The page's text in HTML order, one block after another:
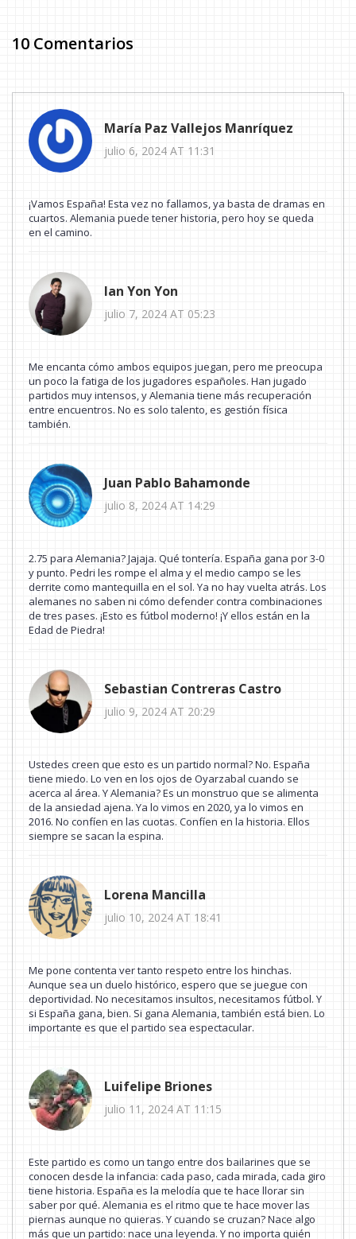
10 Comentarios
María Paz Vallejos Manríquez
julio 6, 2024 AT 11:31
¡Vamos España! Esta vez no fallamos, ya basta de dramas en
cuartos. Alemania puede tener historia, pero hoy se queda
en el camino.
Ian Yon Yon
julio 7, 2024 AT 05:23
Me encanta cómo ambos equipos juegan, pero me preocupa
un poco la fatiga de los jugadores españoles. Han jugado
partidos muy intensos, y Alemania tiene más recuperación
entre encuentros. No es solo talento, es gestión física
también.
Juan Pablo Bahamonde
julio 8, 2024 AT 14:29
2.75 para Alemania? Jajaja. Qué tontería. España gana por 3-0
y punto. Pedri les rompe el alma y el medio campo se les
derrite como mantequilla en el sol. Ya no hay vuelta atrás. Los
alemanes no saben ni cómo defender contra combinaciones
de tres pases. ¡Esto es fútbol moderno! ¡Y ellos están en la
Edad de Piedra!
Sebastian Contreras Castro
julio 9, 2024 AT 20:29
Ustedes creen que esto es un partido normal? No. España
tiene miedo. Lo ven en los ojos de Oyarzabal cuando se
acerca al área. Y Alemania? Es un monstruo que se alimenta
de la ansiedad ajena. Ya lo vimos en 2020, ya lo vimos en
2016. No confíen en las cuotas. Confíen en la historia. Ellos
siempre se sacan la espina.
Lorena Mancilla
julio 10, 2024 AT 18:41
Me pone contenta ver tanto respeto entre los hinchas.
Aunque sea un duelo histórico, espero que se juegue con
deportividad. No necesitamos insultos, necesitamos fútbol. Y
si España gana, bien. Si gana Alemania, también está bien. Lo
importante es que el partido sea espectacular.
Luifelipe Briones
julio 11, 2024 AT 11:15
Este partido es como un tango entre dos bailarines que se
conocen desde la infancia: cada paso, cada mirada, cada giro
tiene historia. España es la melodía que te hace llorar sin
saber por qué. Alemania es el ritmo que te hace mover las
piernas aunque no quieras. Y cuando se cruzan? Nace algo
más que un partido: nace una leyenda. Y no importa quién